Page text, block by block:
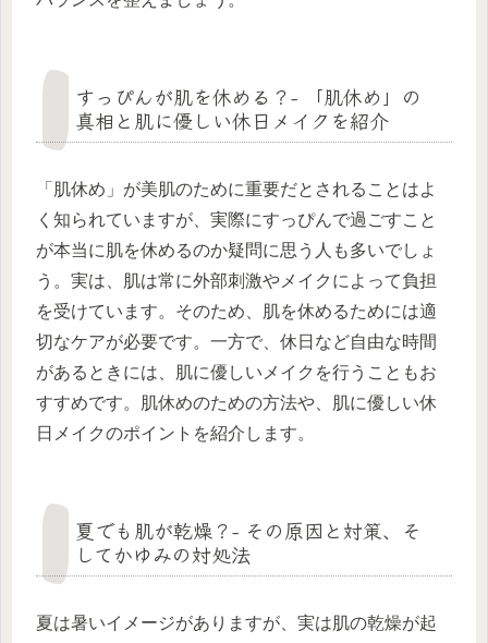
すっぴんが肌を休める？- 「肌休め」の
真相と肌に優しい休日メイクを紹介
「肌休め」が美肌のために重要だとされることはよ
く知られていますが、実際にすっぴんで過ごすこと
が本当に肌を休めるのか疑問に思う人も多いでしょ
う。実は、肌は常に外部刺激やメイクによって負担
を受けています。そのため、肌を休めるためには適
切なケアが必要です。一方で、休日など自由な時間
があるときには、肌に優しいメイクを行うこともお
すすめです。肌休めのための方法や、肌に優しい休
日メイクのポイントを紹介します。
夏でも肌が乾燥？- その原因と対策、そ
してかゆみの対処法
夏は暑いイメージがありますが、実は肌の乾燥が起